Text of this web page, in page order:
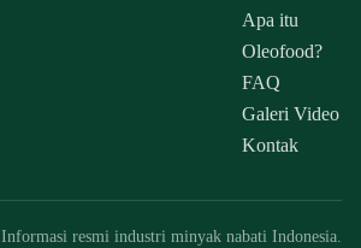
Apa itu
Oleofood?
FAQ
Galeri Video
Kontak
Informasi resmi industri minyak nabati Indonesia.